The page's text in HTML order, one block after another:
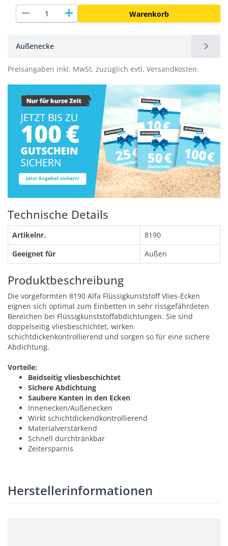
remove add Warenkorb
Außenecke
Preisangaben inkl. MwSt. zuzüglich evtl. Versandkosten.
Technische Details
Artikelnr.
8190
Geeignet für
Außen
Produktbeschreibung
Die vorgeformten 8190 Alfa Flüssigkunststoff Vlies-Ecken
eignen sich optimal zum Einbetten in sehr rissgefährdeten
Bereichen bei Flüssigkunststoffabdichtungen. Sie sind
doppelseitig vliesbeschichtet, wirken
schichtdickenkontrollierend und sorgen so für eine sichere
Abdichtung.
Vorteile:
Beidseitig vliesbeschichtet
Sichere Abdichtung
Saubere Kanten in den Ecken
Innenecken/Außenecken
Wirkt schichtdickendkontrollierend
Materialverstärkend
Schnell durchtränkbar
Zeitersparnis
Herstellerinformationen